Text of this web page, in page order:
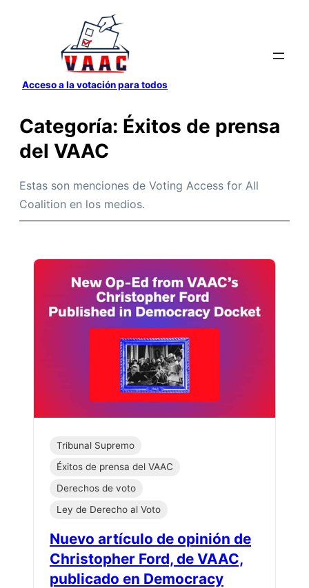
contenido
Acceso a la votación para todos
Categoría: Éxitos de prensa
del VAAC
Estas son menciones de Voting Access for All
Coalition en los medios.
Tribunal Supremo
Éxitos de prensa del VAAC
Derechos de voto
Ley de Derecho al Voto
Nuevo artículo de opinión de
Christopher Ford, de VAAC,
publicado en Democracy